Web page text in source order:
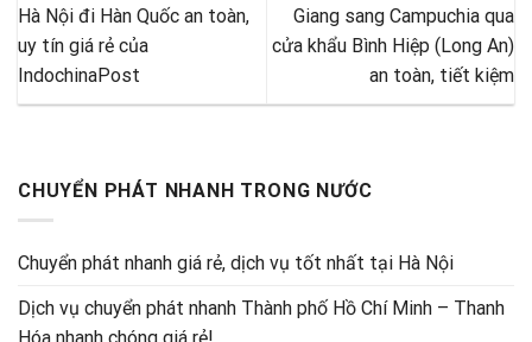
Hà Nội đi Hàn Quốc an toàn,
uy tín giá rẻ của
IndochinaPost
Giang sang Campuchia qua
cửa khẩu Bình Hiệp (Long An)
an toàn, tiết kiệm
CHUYỂN PHÁT NHANH TRONG NƯỚC
Chuyển phát nhanh giá rẻ, dịch vụ tốt nhất tại Hà Nội
Dịch vụ chuyển phát nhanh Thành phố Hồ Chí Minh – Thanh